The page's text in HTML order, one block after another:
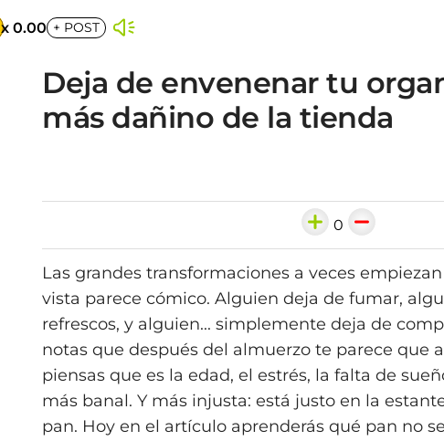
x 0.00 + POST
Deja de envenenar tu
más dañino de la tienda
0
Las grandes transformaciones a veces
vista parece cómico. Alguien deja de fumar,
refrescos, y alguien... simplemente deja de
notas que después del almuerzo te parece que
piensas que es la edad, el estrés, la falta de
más banal. Y más injusta: está justo en la
pan. Hoy en el artículo aprenderás qué pan no